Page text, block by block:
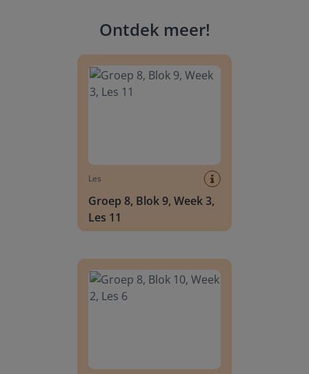
Ontdek meer!
Les
Groep 8, Blok 9, Week 3,
Les 11